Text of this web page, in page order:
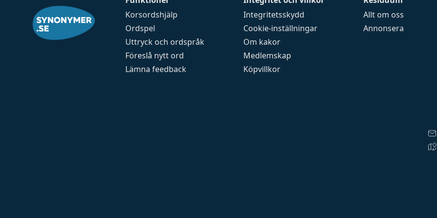
Korsordshjälp
Ordspel
Uttryck och ordspråk
Föreslå nytt ord
Lämna feedback
Integritetsskydd
Cookie-inställningar
Om kakor
Medlemskap
Köpvillkor
Allt om oss
Annonsera